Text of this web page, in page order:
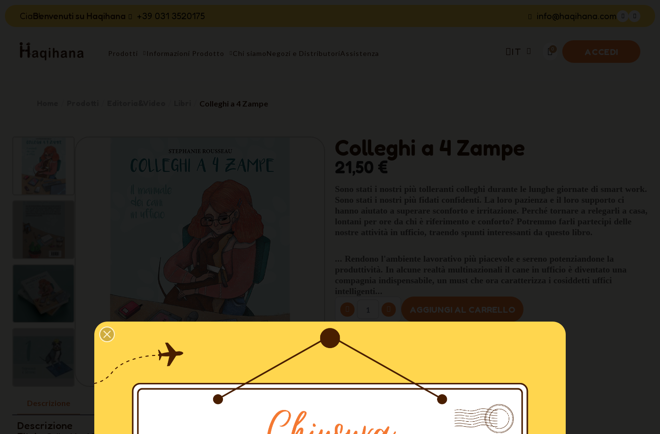
Ciao!Benvenuti su Haqihana +39 031 3520175 info@haqihana.com
Prodotti Informazioni Prodotto Chi siamoNegozi e DistributoriAssistenza IT ACCEDI
Colleghi a 4 Zampe
Descrizione
Descrizione
Colleghi a 4 Zampe
21,50 €
AGGIUNGI AL CARRELLO
Realizzato artigianalmente da Professionisti